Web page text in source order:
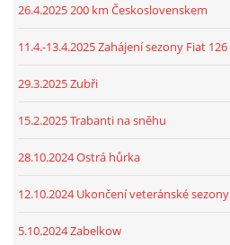
26.4.2025 200 km Československem
11.4.-13.4.2025 Zahájení sezony Fiat 126
29.3.2025 Zubři
15.2.2025 Trabanti na sněhu
28.10.2024 Ostrá hůrka
12.10.2024 Ukončení veteránské sezony
5.10.2024 Zabelkow